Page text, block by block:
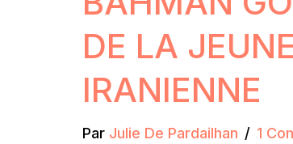
DE LA
IRANIENNE
Par Julie De Pardailhan 1